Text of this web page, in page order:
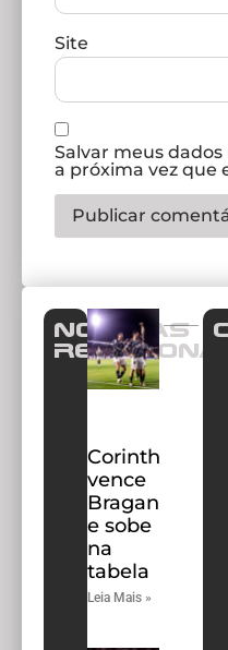
Site
Salvar meus
a próxima vez que
Notícias
Corinthians
vence
Bragantino
e sobe
na
tabela
Leia Mais »